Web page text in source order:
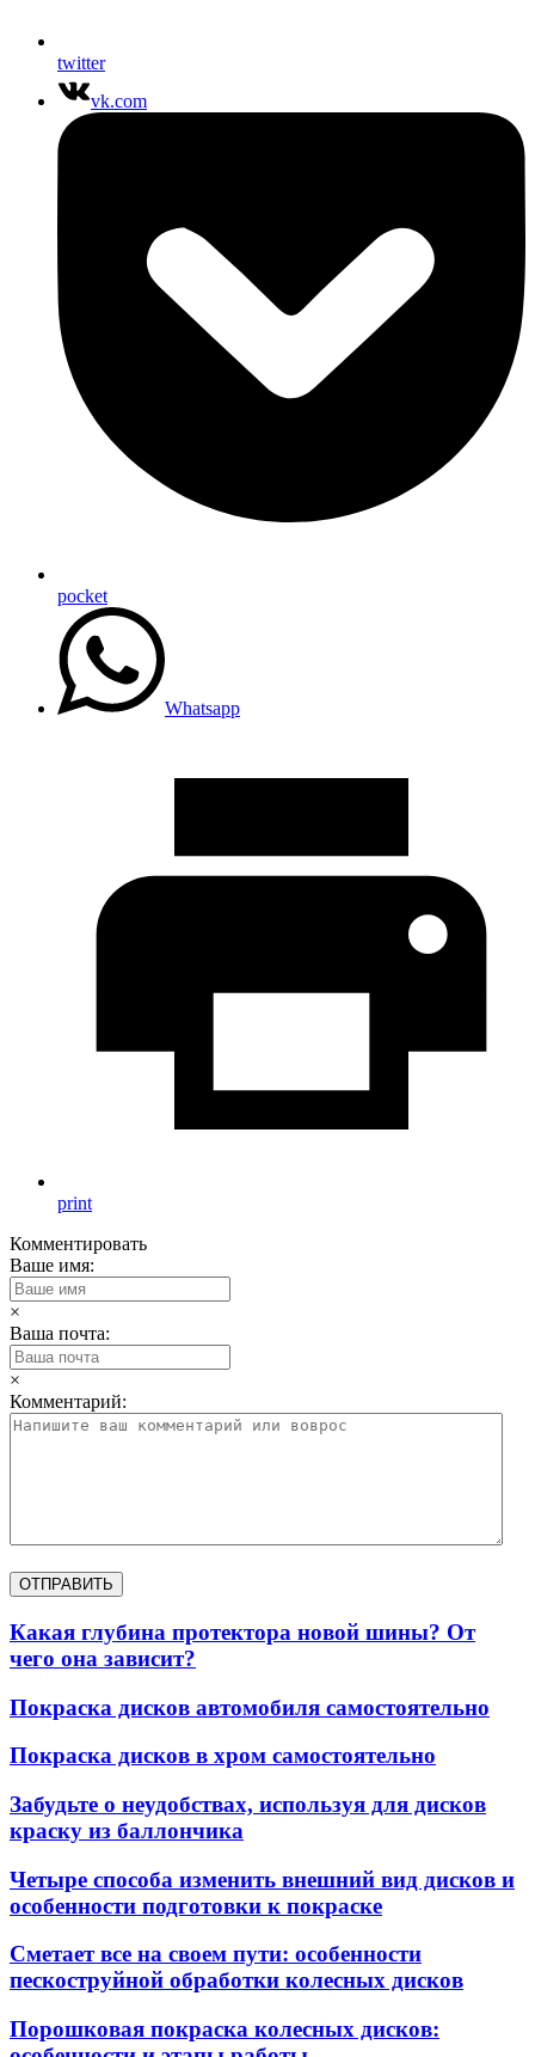
twitter
vk.com
pocket
Whatsapp
print
Комментировать
Ваше имя:
×
Ваша почта:
×
Комментарий:
Какая глубина протектора новой шины? От
чего она зависит?
Покраска дисков автомобиля самостоятельно
Покраска дисков в хром самостоятельно
Забудьте о неудобствах, используя для дисков
краску из баллончика
Четыре способа изменить внешний вид дисков и
особенности подготовки к покраске
Сметает все на своем пути: особенности
пескоструйной обработки колесных дисков
Порошковая покраска колесных дисков: